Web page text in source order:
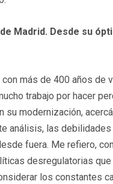
Madrid. Desde su
más de 400 años de
trabajo por hacer
su modernización,
análisis, las
fuera. Me refiero,
desregulatorias
los constantes